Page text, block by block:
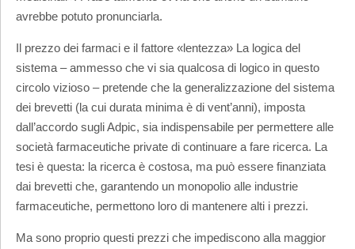
avrebbe potuto pronunciarla.
Il prezzo dei farmaci e il fattore «lentezza» La logica del
sistema – ammesso che vi sia qualcosa di logico in questo
circolo vizioso – pretende che la generalizzazione del sistema
dei brevetti (la cui durata minima è di vent’anni), imposta
dall’accordo sugli Adpic, sia indispensabile per permettere alle
società farmaceutiche private di continuare a fare ricerca. La
tesi è questa: la ricerca è costosa, ma può essere finanziata
dai brevetti che, garantendo un monopolio alle industrie
farmaceutiche, permettono loro di mantenere alti i prezzi.
Ma sono proprio questi prezzi che impediscono alla maggior